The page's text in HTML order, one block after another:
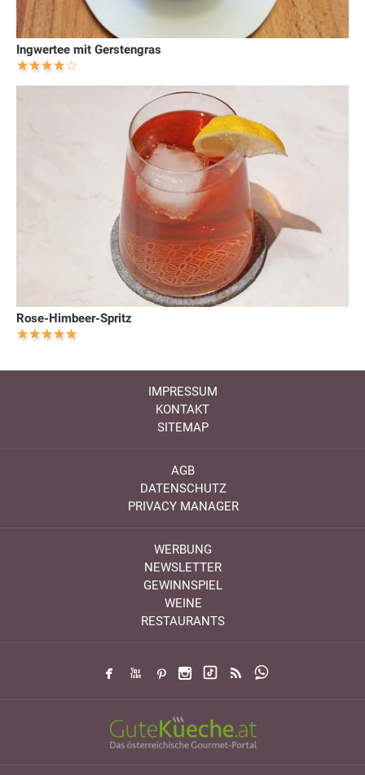
Ingwertee mit Gerstengras
Rose-Himbeer-Spritz
IMPRESSUM
KONTAKT
SITEMAP
AGB
DATENSCHUTZ
PRIVACY MANAGER
WERBUNG
NEWSLETTER
GEWINNSPIEL
WEINE
RESTAURANTS